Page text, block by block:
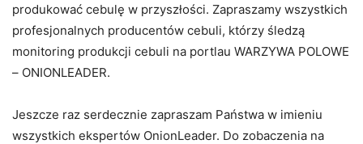
produkować cebulę w przyszłości. Zapraszamy wszystkich
profesjonalnych producentów cebuli, którzy śledzą
monitoring produkcji cebuli na portlau WARZYWA POLOWE
– ONIONLEADER.
Jeszcze raz serdecznie zapraszam Państwa w imieniu
wszystkich ekspertów OnionLeader. Do zobaczenia na